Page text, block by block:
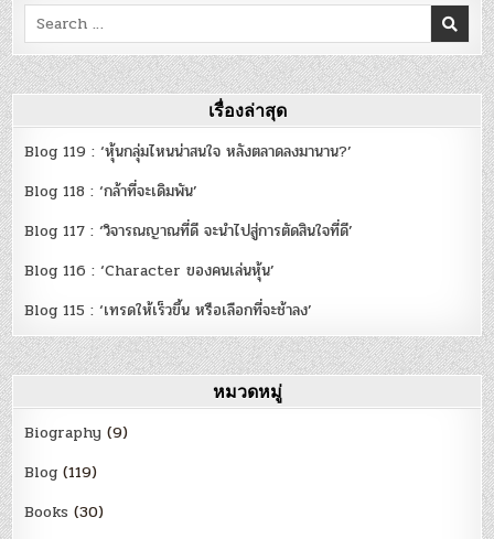
Search
for:
เรื่องล่าสุด
Blog 119 : ‘หุ้นกลุ่มไหนน่าสนใจ หลังตลาดลงมานาน?’
Blog 118 : ‘กล้าที่จะเดิมพัน’
Blog 117 : ‘วิจารณญาณที่ดี จะนำไปสู่การตัดสินใจที่ดี’
Blog 116 : ‘Character ของคนเล่นหุ้น’
Blog 115 : ‘เทรดให้เร็วขึ้น หรือเลือกที่จะช้าลง’
หมวดหมู่
Biography (9)
Blog (119)
Books (30)